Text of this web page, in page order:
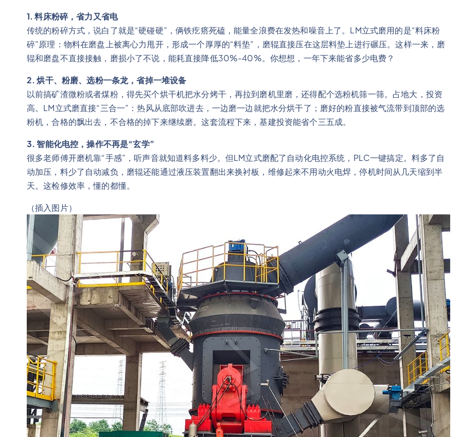
1. 料床粉碎，省力又省电
传统的粉碎方式，说白了就是“硬碰硬”，俩铁疙瘩死磕，能量全浪费在发热和噪音上了。LM立式磨用的是“料床粉
碎”原理：物料在磨盘上被离心力甩开，形成一个厚厚的“料垫”，磨辊直接压在这层料垫上进行碾压。这样一来，磨
辊和磨盘不直接接触，磨损小了不说，能耗直接降低30%-40%。你想想，一年下来能省多少电费？
2. 烘干、粉磨、选粉一条龙，省掉一堆设备
以前搞矿渣微粉或者煤粉，得先买个烘干机把水分烤干，再拉到磨机里磨，还得配个选粉机筛一筛。占地大，投资
高。LM立式磨直接“三合一”：热风从底部吹进去，一边磨一边就把水分烘干了；磨好的粉直接被气流带到顶部的选
粉机，合格的飘出去，不合格的掉下来继续磨。这套流程下来，基建投资能省个三五成。
3. 智能化电控，操作不再是“玄学”
很多老师傅开磨机靠“手感”，听声音就知道料多料少。但LM立式磨配了自动化电控系统，PLC一键搞定。料多了自
动加压，料少了自动减负，磨辊还能通过液压装置翻出来换衬板，维修起来不用动火电焊，停机时间从几天缩到半
天。这检修效率，懂的都懂。
（插入图片）